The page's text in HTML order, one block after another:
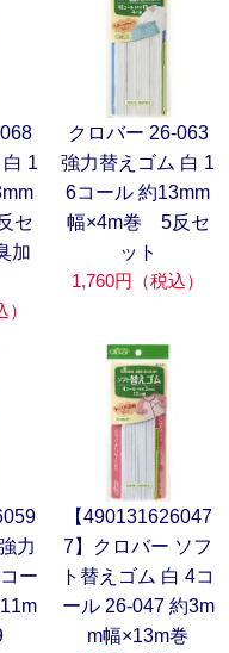
1
セ
加
クロバー 26-063
強力替えゴム 白 1
6コール 約13mm
幅×4m巻 5反セ
ット
1,760円（税込）
力
ー
【490131626047
7】クロバー ソフ
ト替えゴム 白 4コ
ール 26-047 約3m
m幅×13m巻